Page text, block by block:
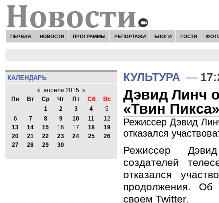
ПЕРВАЯ НОВОСТИ ПРОГРАММЫ РЕПОРТАЖИ БЛОГИ ГОСТИ
КАЛЕНДАРЬ
« апреля 2015 »
Пн
Вт Ср Чт Пт Сб
Вс
1
2 3 4
5
6
7 8 9 10 11
12
13
14 15 16 17 18
19
20
21 22 23 24 25
26
27
28 29 30
КУЛЬТУРА —
Дэвид Линч
«Твин Пикса»
Режиссер Дэвид
отказался
Режиссер
создателей
отказался
продолжения.
своем Twitter.